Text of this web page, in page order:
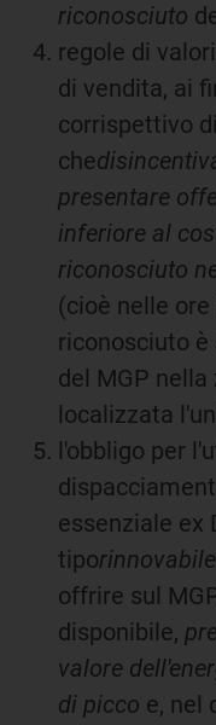
riconosciuto
regole di
di vendita, ai
corrispettivo
che
presentare
inferiore al
riconosciuto
(cioè nelle
riconosciuto
del MGP nella
localizzata
l'obbligo per
essenziale ex
tipo
offrire sul
disponibile,
valore
di picco e, nel